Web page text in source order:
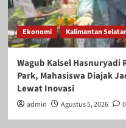
Ekonomi Kalimantan
Wagub Kalsel Hasnuryadi
Park, Mahasiswa Diajak
Lewat Inovasi
admin Agustus 5, 2026 0